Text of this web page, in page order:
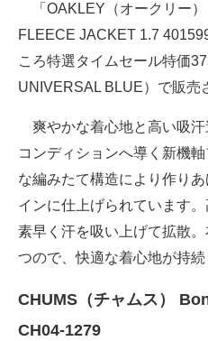
「OAKLEY（オークリー
FLEECE JACKET 1.7
ころ特選タイムセール特価
UNIVERSAL BLUE）で販売
爽やかな着心地と高い吸
コンディションへ導く新機
な編みたて構造により作り
インに仕上げられています
素早く汗を吸い上げて拡散
つので、快適な着心地が持続
CHUMS（チャムス）
CH04-1279